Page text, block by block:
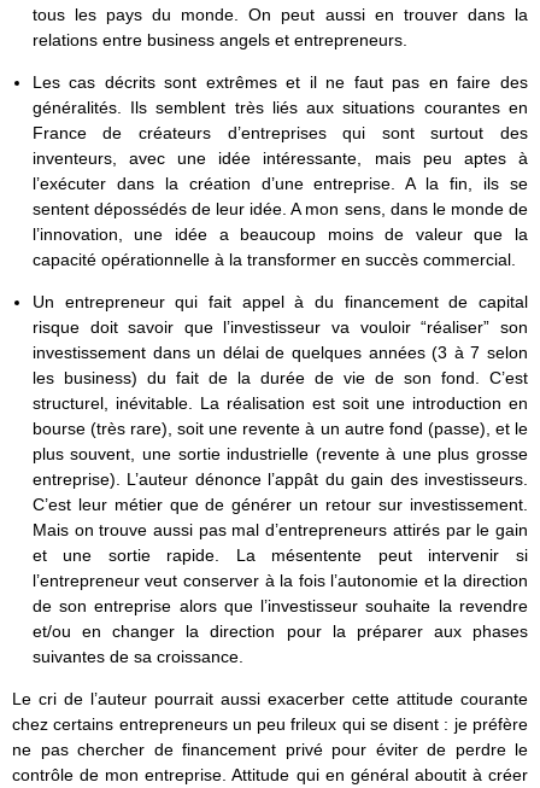
tous les pays du monde. On peut aussi en trouver dans la
relations entre business angels et entrepreneurs.
Les cas décrits sont extrêmes et il ne faut pas en faire des
généralités. Ils semblent très liés aux situations courantes en
France de créateurs d’entreprises qui sont surtout des
inventeurs, avec une idée intéressante, mais peu aptes à
l’exécuter dans la création d’une entreprise. A la fin, ils se
sentent dépossédés de leur idée. A mon sens, dans le monde de
l’innovation, une idée a beaucoup moins de valeur que la
capacité opérationnelle à la transformer en succès commercial.
Un entrepreneur qui fait appel à du financement de capital
risque doit savoir que l’investisseur va vouloir “réaliser” son
investissement dans un délai de quelques années (3 à 7 selon
les business) du fait de la durée de vie de son fond. C’est
structurel, inévitable. La réalisation est soit une introduction en
bourse (très rare), soit une revente à un autre fond (passe), et le
plus souvent, une sortie industrielle (revente à une plus grosse
entreprise). L’auteur dénonce l’appât du gain des investisseurs.
C’est leur métier que de générer un retour sur investissement.
Mais on trouve aussi pas mal d’entrepreneurs attirés par le gain
et une sortie rapide. La mésentente peut intervenir si
l’entrepreneur veut conserver à la fois l’autonomie et la direction
de son entreprise alors que l’investisseur souhaite la revendre
et/ou en changer la direction pour la préparer aux phases
suivantes de sa croissance.
Le cri de l’auteur pourrait aussi exacerber cette attitude courante
chez certains entrepreneurs un peu frileux qui se disent : je préfère
ne pas chercher de financement privé pour éviter de perdre le
contrôle de mon entreprise. Attitude qui en général aboutit à créer